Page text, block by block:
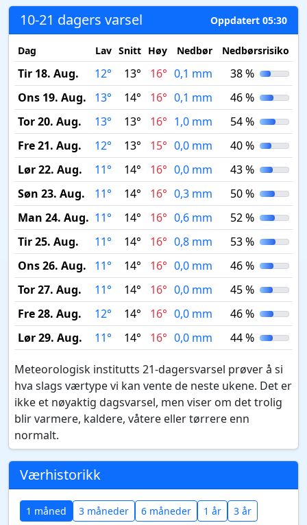
10-21 dagers varsel Oppdatert 05:30
Dag Lav Snitt Høy Nedbør Nedbørsrisiko
Tir 18. Aug. 12° 13° 16° 0,1 mm
38 %
Ons 19. Aug.
13° 14° 16° 0,1 mm
46 %
Tor 20. Aug.
13° 13° 16° 1,0 mm
54 %
Fre 21. Aug.
12° 13° 15° 0,0 mm
40 %
Lør 22. Aug.
11° 14° 16° 0,0 mm
43 %
Søn 23. Aug.
11° 14° 16° 0,3 mm
50 %
Man 24. Aug. 11° 14° 16° 0,6 mm
52 %
Tir 25. Aug.
11° 14° 16° 0,8 mm
53 %
Ons 26. Aug.
11° 14° 16° 0,0 mm
46 %
Tor 27. Aug.
11° 14° 16° 0,0 mm
45 %
Fre 28. Aug.
12° 14° 16° 0,0 mm
46 %
Lør 29. Aug.
11° 14° 16° 0,0 mm 44 %
Meteorologisk institutts 21-dagersvarsel prøver å si
hva slags værtype vi kan vente de neste ukene. Det er
ikke et nøyaktig dagsvarsel, men viser om det trolig
blir varmere, kaldere, våtere eller tørrere enn
normalt.
Værhistorikk
1 måned 3 måneder 6 måneder 1 år 3 år